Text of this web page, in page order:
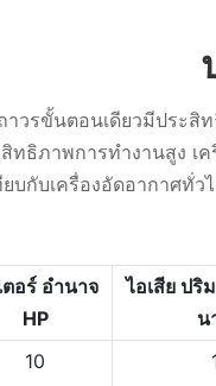
วรขั้นตอนเดียวมีประ
ธิภาพการทำงานสูง
บกับเครื่องอัดอากาศ
ตอร์ อำนาจ
HP
ไอเสีย ปริ
น
10